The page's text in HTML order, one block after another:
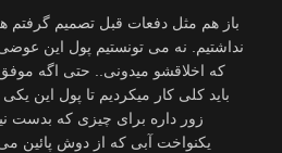
باز هم مثل دفعات قبل تصمیم گرفتم
نداشتیم. نه می تونستیم پول این
که اخلاقشو میدونی.. حتی اگه
باید کلی کار میکردیم تا پول این
زور داره برای چیزی که بدست
یکنواخت آبی که از دوش پائین